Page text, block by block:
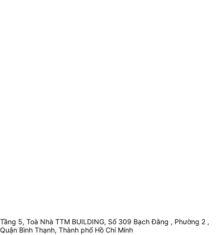
Tầng 5, Toà Nhà TTM BUILDING, Số 309 Bạch Đằng , Phường 2 ,
Quận Bình Thạnh, Thành phố Hồ Chí Minh